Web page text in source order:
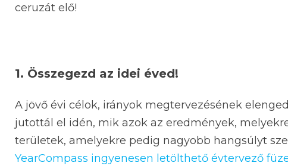
ceruzát elő!
1. Összegezd az idei éved!
A jövő évi célok, irányok megtervezésének
jutottál el idén, mik azok az eredmények,
területek, amelyekre pedig nagyobb hangsúlyt
YearCompass ingyenesen letölthető évtervező